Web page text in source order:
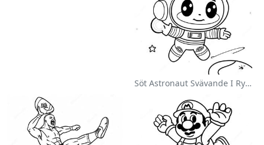
Söt Astronaut Svävande I Rymden Målarbild